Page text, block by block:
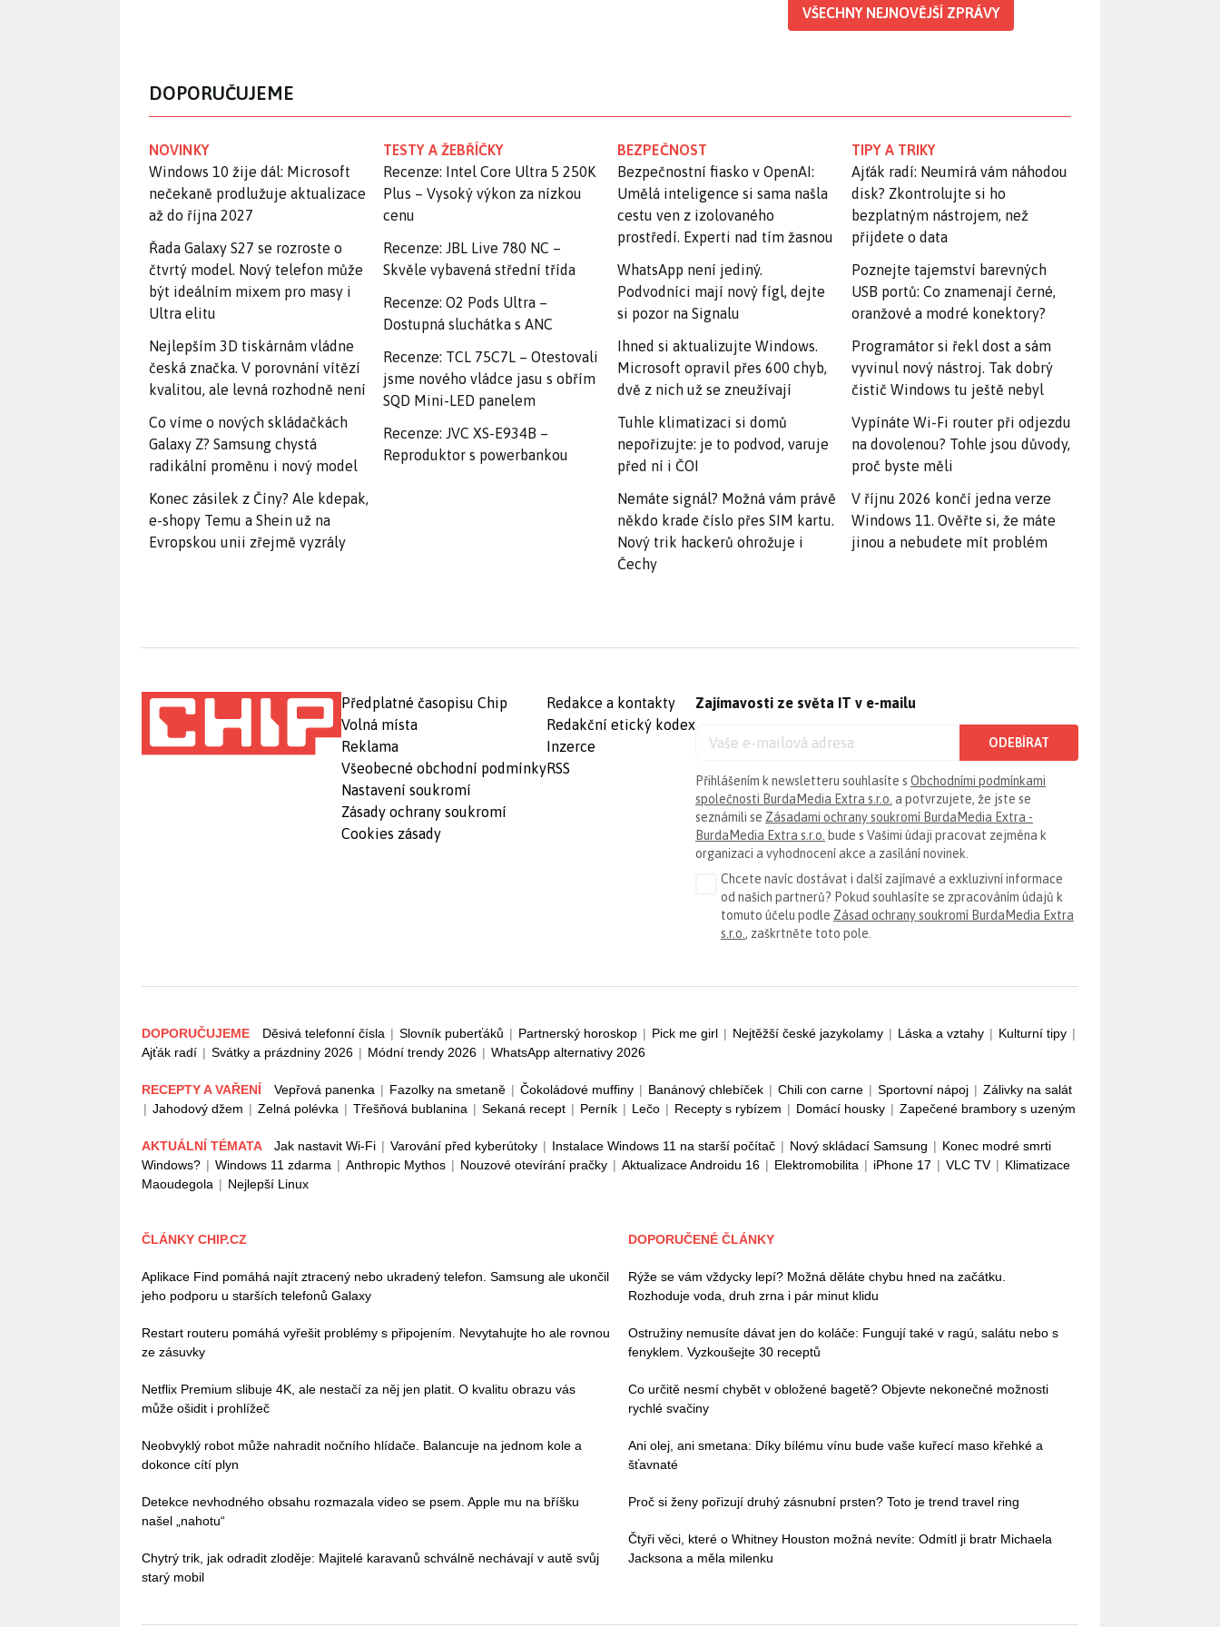
VŠECHNY NEJNOVĚJŠÍ ZPRÁVY
DOPORUČUJEME
NOVINKY
Windows 10 žije dál: Microsoft
nečekaně prodlužuje aktualizace
až do října 2027
Řada Galaxy S27 se rozroste o
čtvrtý model. Nový telefon může
být ideálním mixem pro masy i
Ultra elitu
Nejlepším 3D tiskárnám vládne
česká značka. V porovnání vítězí
kvalitou, ale levná rozhodně není
Co víme o nových skládačkách
Galaxy Z? Samsung chystá
radikální proměnu i nový model
Konec zásilek z Číny? Ale kdepak,
e-shopy Temu a Shein už na
Evropskou unii zřejmě vyzrály
TESTY A ŽEBŘÍČKY
Recenze: Intel Core Ultra 5 250K
Plus – Vysoký výkon za nízkou
cenu
Recenze: JBL Live 780 NC –
Skvěle vybavená střední třída
Recenze: O2 Pods Ultra –
Dostupná sluchátka s ANC
Recenze: TCL 75C7L – Otestovali
jsme nového vládce jasu s obřím
SQD Mini-LED panelem
Recenze: JVC XS-E934B –
Reproduktor s powerbankou
BEZPEČNOST
Bezpečnostní fiasko v OpenAI:
Umělá inteligence si sama našla
cestu ven z izolovaného
prostředí. Experti nad tím žasnou
WhatsApp není jediný.
Podvodníci mají nový fígl, dejte
si pozor na Signalu
Ihned si aktualizujte Windows.
Microsoft opravil přes 600 chyb,
dvě z nich už se zneužívají
Tuhle klimatizaci si domů
nepořizujte: je to podvod, varuje
před ní i ČOI
Nemáte signál? Možná vám právě
někdo krade číslo přes SIM kartu.
Nový trik hackerů ohrožuje i
Čechy
TIPY A TRIKY
Ajťák radí: Neumírá vám náhodou
disk? Zkontrolujte si ho
bezplatným nástrojem, než
přijdete o data
Poznejte tajemství barevných
USB portů: Co znamenají černé,
oranžové a modré konektory?
Programátor si řekl dost a sám
vyvinul nový nástroj. Tak dobrý
čistič Windows tu ještě nebyl
Vypínáte Wi-Fi router při odjezdu
na dovolenou? Tohle jsou důvody,
proč byste měli
V říjnu 2026 končí jedna verze
Windows 11. Ověřte si, že máte
jinou a nebudete mít problém
Předplatné časopisu Chip
Volná místa
Reklama
Všeobecné obchodní podmínky
Nastavení soukromí
Zásady ochrany soukromí
Cookies zásady
Redakce a kontakty
Redakční etický kodex
Inzerce
RSS
Zajímavosti ze světa IT v e-mailu
ODEBÍRAT
Přihlášením k newsletteru souhlasíte s Obchodními podmínkami
společnosti BurdaMedia Extra s.r.o. a potvrzujete, že jste se
seznámili se Zásadami ochrany soukromí BurdaMedia Extra -
BurdaMedia Extra s.r.o. bude s Vašimi údaji pracovat zejména k
organizaci a vyhodnocení akce a zasílání novinek.
Chcete navíc dostávat i další zajímavé a exkluzivní informace
od našich partnerů? Pokud souhlasíte se zpracováním údajů k
tomuto účelu podle Zásad ochrany soukromí BurdaMedia Extra
s.r.o. , zaškrtněte toto pole.
DOPORUČUJEME Děsivá telefonní čísla | Slovník puberťáků | Partnerský horoskop | Pick me girl | Nejtěžší české jazykolamy | Láska a vztahy | Kulturní tipy |
Ajťák radí | Svátky a prázdniny 2026 | Módní trendy 2026 | WhatsApp alternativy 2026
RECEPTY A VAŘENÍ Vepřová panenka | Fazolky na smetaně | Čokoládové muffiny | Banánový chlebíček | Chili con carne | Sportovní nápoj | Zálivky na salát
| Jahodový džem | Zelná polévka | Třešňová bublanina | Sekaná recept | Perník | Lečo | Recepty s rybízem | Domácí housky | Zapečené brambory s uzeným
AKTUÁLNÍ TÉMATA Jak nastavit Wi-Fi | Varování před kyberútoky | Instalace Windows 11 na starší počítač | Nový skládací Samsung | Konec modré smrti
Windows? | Windows 11 zdarma | Anthropic Mythos | Nouzové otevírání pračky | Aktualizace Androidu 16 | Elektromobilita | iPhone 17 | VLC TV | Klimatizace
Maoudegola | Nejlepší Linux
ČLÁNKY CHIP.CZ
Aplikace Find pomáhá najít ztracený nebo ukradený telefon. Samsung ale ukončil
jeho podporu u starších telefonů Galaxy
Restart routeru pomáhá vyřešit problémy s připojením. Nevytahujte ho ale rovnou
ze zásuvky
Netflix Premium slibuje 4K, ale nestačí za něj jen platit. O kvalitu obrazu vás
může ošidit i prohlížeč
Neobvyklý robot může nahradit nočního hlídače. Balancuje na jednom kole a
dokonce cítí plyn
Detekce nevhodného obsahu rozmazala video se psem. Apple mu na bříšku
našel „nahotu“
Chytrý trik, jak odradit zloděje: Majitelé karavanů schválně nechávají v autě svůj
starý mobil
DOPORUČENÉ ČLÁNKY
Rýže se vám vždycky lepí? Možná děláte chybu hned na začátku.
Rozhoduje voda, druh zrna i pár minut klidu
Ostružiny nemusíte dávat jen do koláče: Fungují také v ragú, salátu nebo s
fenyklem. Vyzkoušejte 30 receptů
Co určitě nesmí chybět v obložené bagetě? Objevte nekonečné možnosti
rychlé svačiny
Ani olej, ani smetana: Díky bílému vínu bude vaše kuřecí maso křehké a
šťavnaté
Proč si ženy pořizují druhý zásnubní prsten? Toto je trend travel ring
Čtyři věci, které o Whitney Houston možná nevíte: Odmítl ji bratr Michaela
Jacksona a měla milenku